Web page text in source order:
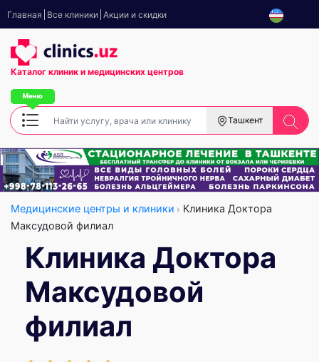
Главная Все клиники Акции и скидки
Каталог клиник и медицинских центров
Ташкент
Медицинские центры и клиники
Клиника Доктора
Максудовой филиал
Клиника Доктора
Максудовой
филиал